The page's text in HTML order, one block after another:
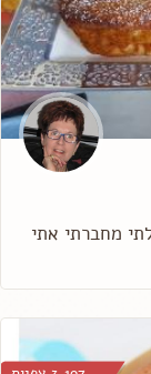
מחברתי אתי